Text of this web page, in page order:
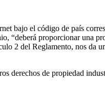
bajo el código de país
“deberá proporcionar una
2 del Reglamento, nos da
derechos de propiedad